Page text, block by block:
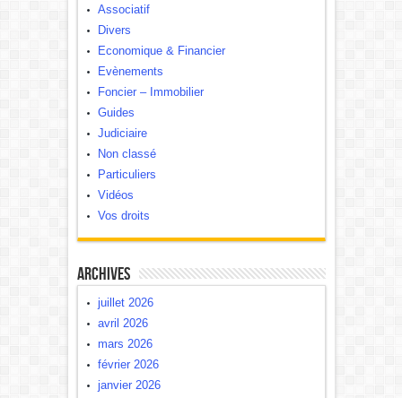
Associatif
Divers
Economique & Financier
Evènements
Foncier – Immobilier
Guides
Judiciaire
Non classé
Particuliers
Vidéos
Vos droits
Archives
juillet 2026
avril 2026
mars 2026
février 2026
janvier 2026